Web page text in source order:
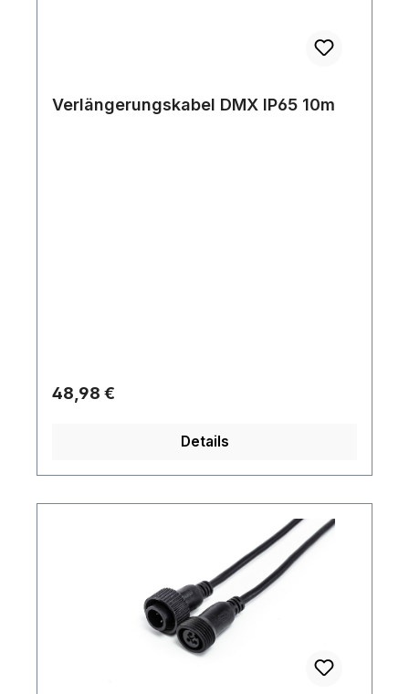
Verlängerungskabel DMX IP65 10m
Regulärer Preis:
48,98 €
Details